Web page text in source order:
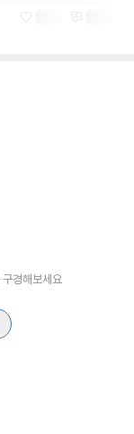
경해보세요